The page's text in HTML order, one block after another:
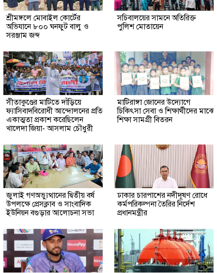
শ্রীমঙ্গলে মোবাইল কোর্টের
অভিযানে ৮০০ ঘনফুট বালু ও
সরঞ্জাম জব্দ
সচিবালয়ের সামনে অতিরিক্ত
পুলিশ মোতায়েন
সীতাকুণ্ডের মাটিতে দাঁড়িয়ে
ফ্যাসিবাদবিরোধী আন্দোলনের প্রতি
একাত্মতা প্রকাশ করেছিলেন
খালেদা জিয়া- আসলাম চৌধুরী
মাটিরাঙ্গা জোনের উদ্যোগে
চিকিৎসা সেবা ও শিক্ষার্থীদের মাঝে
শিক্ষা সামগ্রী বিতরন
জুলাই গণঅভ্যুত্থানের দ্বিতীয় বর্ষ
উপলক্ষে প্রেসক্লাব ও সাংবাদিক
ইউনিয়ন বগুড়ার আলোচনা সভা
ঢাকার চারপাশের নদীদূষণ রোধে
কর্মপরিকল্পনা তৈরির নির্দেশ
প্রধানমন্ত্রীর